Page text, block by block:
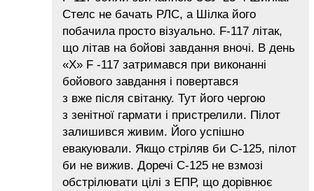
Стелс не бачать РЛС, а Шілка його
побачила просто візуально. F-117 літак,
що літав на бойові завдання вночі. В день
«Х» F -117 затримався при виконанні
бойового завдання і повертався
з вже після світанку. Тут його чергою
з зенітної гармати і пристрелили. Пілот
залишився живим. Його успішно
евакуювали. Якщо стріляв би С-125, пілот
би не вижив. Доречі С-125 не взмозі
обстрілювати цілі з ЕПР, що дорівнює